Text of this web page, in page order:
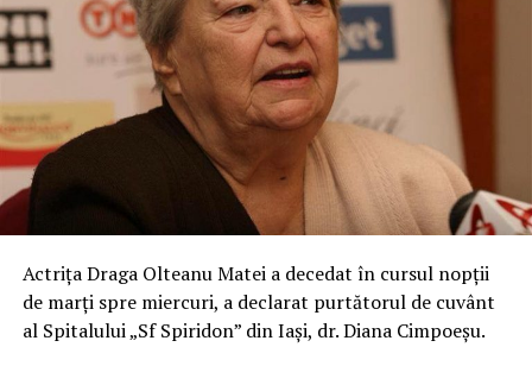
Actriţa Draga Olteanu Matei a decedat în cursul nopţii
de marţi spre miercuri, a declarat purtătorul de cuvânt
al Spitalului „Sf Spiridon” din Iaşi, dr. Diana Cimpoeşu.